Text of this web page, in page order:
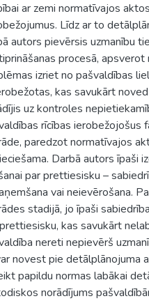
ar zemi normatīvajos
Līdz ar to
autors pievērsis uzmanību
procesā,
izriet no pašvaldības
kas savukārt
uz kontroles
rīcības ierobežojošus
paredzot normatīvajos
Darbā autors īpaši
par prettiesisku –
vai neievērošana.
stadijā, jo īpaši
kas savukārt
nereti nepievērš
novest pie detālplānojuma
papildu normas labākai
norādījums